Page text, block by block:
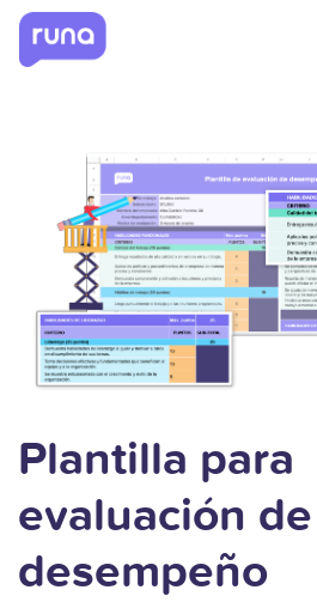
Soluciones
Precios
Clientes
Solicitar prueba
Ver video
Plantilla para
evaluación de
desempeño